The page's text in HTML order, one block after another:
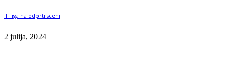
II. liga na odprti sceni
2 julija, 2024